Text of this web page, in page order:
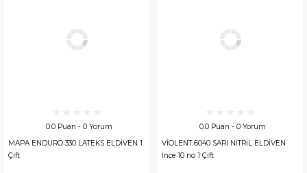
0.0 Puan - 0 Yorum
MAPA ENDURO 330 LATEKS ELDİVEN 1
Çift
0.0 Puan - 0 Yorum
VİOLENT 6040 SARI NİTRİL ELDİVEN
İnce 10 no 1 Çift